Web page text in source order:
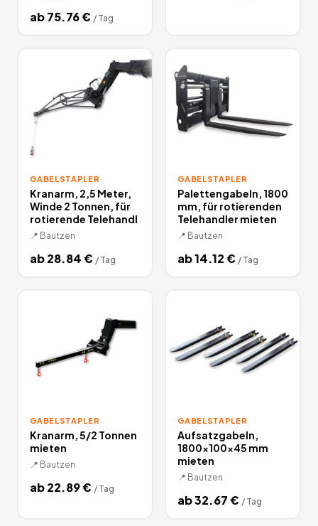
ab75.76€ / Tag
GABELSTAPLER
Kranarm, 2,5 Meter,
Winde 2 Tonnen, für
rotierende Telehandl
📍 Bautzen
ab28.84€ / Tag
GABELSTAPLER
Palettengabeln, 1800
mm, für rotierenden
Telehandler mieten
📍 Bautzen
ab14.12€ / Tag
GABELSTAPLER
Kranarm, 5/2 Tonnen
mieten
📍 Bautzen
ab22.89€ / Tag
GABELSTAPLER
Aufsatzgabeln,
1800x100x45 mm
mieten
📍 Bautzen
ab32.67€ / Tag